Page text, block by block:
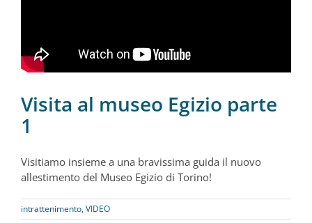
Visita al museo Egizio parte
1
Visitiamo insieme a una bravissima guida il nuovo
allestimento del Museo Egizio di Torino!
intrattenimento, VIDEO